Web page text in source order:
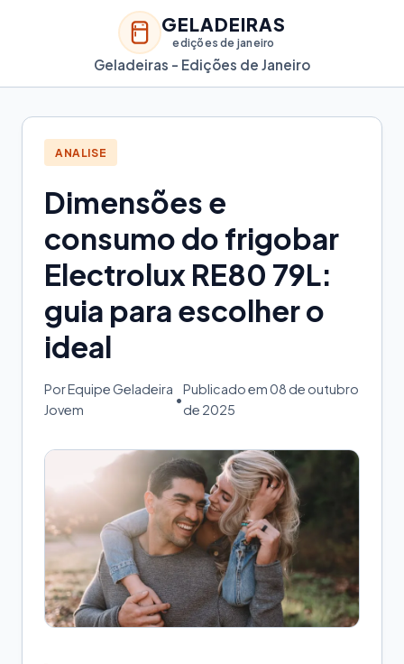
GELADEIRAS
edições de janeiro
Geladeiras - Edições de Janeiro
ANALISE
Dimensões e
consumo do frigobar
Electrolux RE80 79L:
guia para escolher o
ideal
Por Equipe Geladeira
Jovem
•
Publicado em 08 de outubro
de 2025